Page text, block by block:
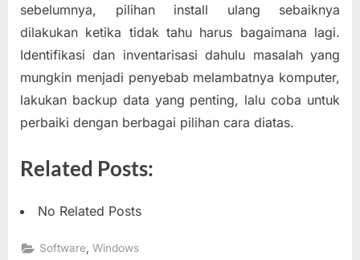
sebelumnya, pilihan install ulang sebaiknya
dilakukan ketika tidak tahu harus bagaimana lagi.
Identifikasi dan inventarisasi dahulu masalah yang
mungkin menjadi penyebab melambatnya komputer,
lakukan backup data yang penting, lalu coba untuk
perbaiki dengan berbagai pilihan cara diatas.
Related Posts:
No Related Posts
Software ,Windows